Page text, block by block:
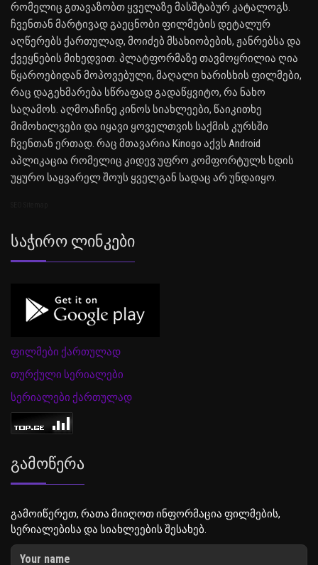
რომელიც გთავაზობთ ყველაზე მასშტაბურ კატალოგს.
ჩვენთან მარტივად გაეცნობი ფილმების დეტალურ
აღწერებს ქართულად, მოიძებ მსახიობების, ჟანრებსა და
ქვეყნების მიხედვით. პლატფორმაზე თავმოყრილია ღია
წყაროებიდან მოპოვებული, მაღალი ხარისხის ფილმები,
რაც დაგეხმარება სწრაფად გადაწყვიტო, რა ნახო
საღამოს. აღმოაჩინე კინოს სიახლეები, წაიკითხე
მიმოხილვები და იყავი ყოველთვის საქმის კურსში
ჩვენთან ერთად. რაც მთავარია Kinogo აქვს Android
აპლიკაცია რომელიც კიდევ უფრო კომფორტულს ხდის
უყურო საყვარელ შოუს ყველგან სადაც არ უნდაიყო.
Საჭირო Ლინკები
ფილმები ქართულად
თურქული სერიალები
სერიალები ქართულად
Გამოწერა
გამოიწერეთ, რათა მიიღოთ ინფორმაცია ფილმების,
სერიალებისა და სიახლეების შესახებ.